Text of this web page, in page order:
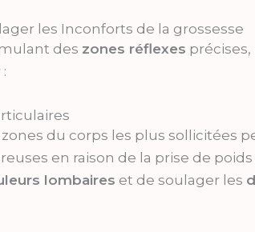
les Inconforts de la grossesse
des zones réflexes précises,
du corps les plus sollicitées
en raison de la prise de
lombaires et de soulager les